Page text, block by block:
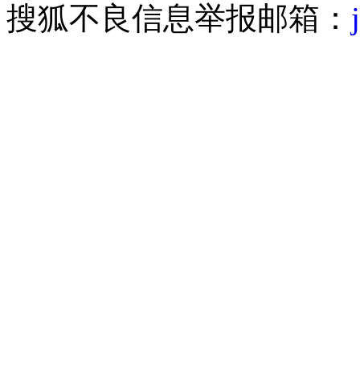
搜狐不良信息举报邮箱：